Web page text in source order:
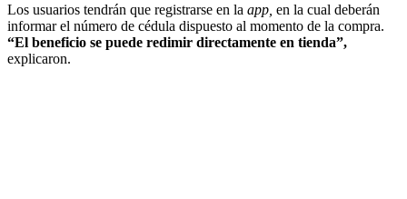
Los usuarios tendrán que registrarse en la app, en la cual deberán
informar el número de cédula dispuesto al momento de la compra.
“El beneficio se puede redimir directamente en tienda”,
explicaron.